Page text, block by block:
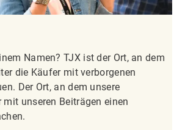
Namen? TJX ist der Ort, an dem
die Käufer mit verborgenen
Der Ort, an dem unsere
unseren Beiträgen einen